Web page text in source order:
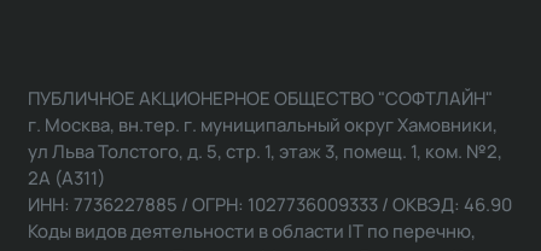
ПУБЛИЧНОЕ АКЦИОНЕРНОЕ ОБЩЕСТВО "СОФТЛАЙН"
г. Москва, вн.тер. г. муниципальный округ Хамовники,
ул Льва Толстого, д. 5, стр. 1, этаж 3, помещ. 1, ком. №2,
2А (А311)
ИНН: 7736227885 / ОГРН: 1027736009333 / ОКВЭД: 46.90
Коды видов деятельности в области IT по перечню,